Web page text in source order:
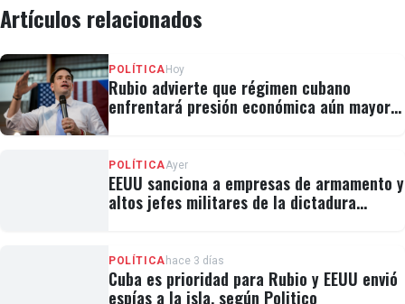
Artículos relacionados
POLÍTICA Hoy
Rubio advierte que régimen cubano
enfrentará presión económica aún mayor:
POLÍTICAAyer
EEUU sanciona a empresas de armamento y
altos jefes militares de la dictadura
POLÍTICA hace 3 días
Cuba es prioridad para Rubio y EEUU envió
espías a la isla, según Politico